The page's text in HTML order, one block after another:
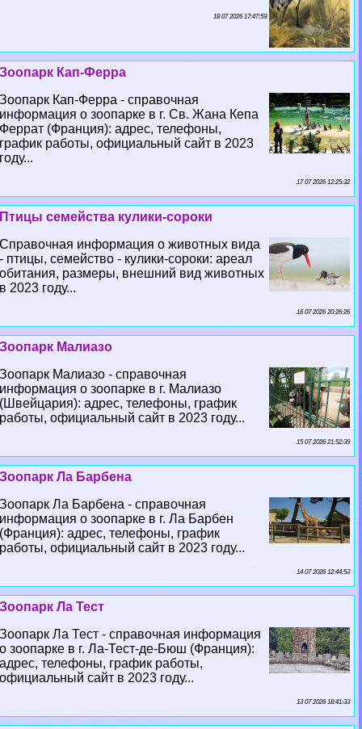
18 07 2026 17:47:59
Зоопарк Кап-Ферра
Зоопарк Кап-Ферра - справочная
информация о зоопарке в г. Св. Жана Кепа
Феррат (Франция): адрес, телефоны,
график работы, официальный сайт в 2023
году...
17 07 2026 12:25:32
Птицы семейства кулики-сороки
Справочная информация о животных вида
- птицы, семейство - кулики-сороки: ареал
обитания, размеры, внешний вид животных
в 2023 году...
16 07 2026 20:26:26
Зоопарк Малиазо
Зоопарк Малиазо - справочная
информация о зоопарке в г. Малиазо
(Швейцария): адрес, телефоны, график
работы, официальный сайт в 2023 году...
15 07 2026 21:52:39
Зоопарк Ла Барбена
Зоопарк Ла Барбена - справочная
информация о зоопарке в г. Ла Барбен
(Франция): адрес, телефоны, график
работы, официальный сайт в 2023 году...
14 07 2026 12:44:53
Зоопарк Ла Тест
Зоопарк Ла Тест - справочная информация
о зоопарке в г. Ла-Тест-де-Бюш (Франция):
адрес, телефоны, график работы,
официальный сайт в 2023 году...
13 07 2026 18:41:33